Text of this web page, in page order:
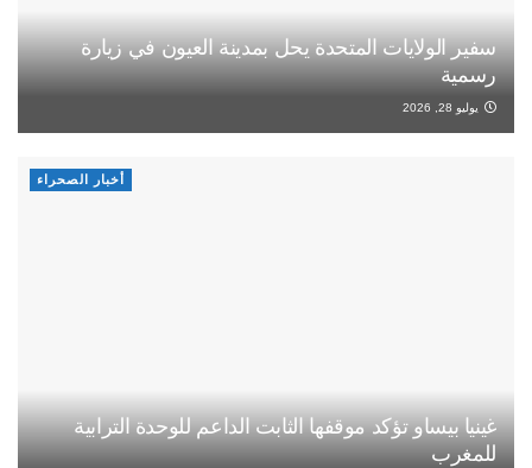
سفير الولايات المتحدة يحل بمدينة العيون في زيارة
رسمية
يوليو 28, 2026
أخبار الصحراء
غينيا بيساو تؤكد موقفها الثابت الداعم للوحدة الترابية
للمغرب